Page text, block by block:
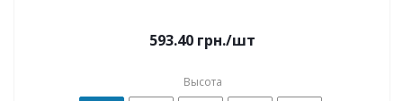
593.40 грн./шт
Высота